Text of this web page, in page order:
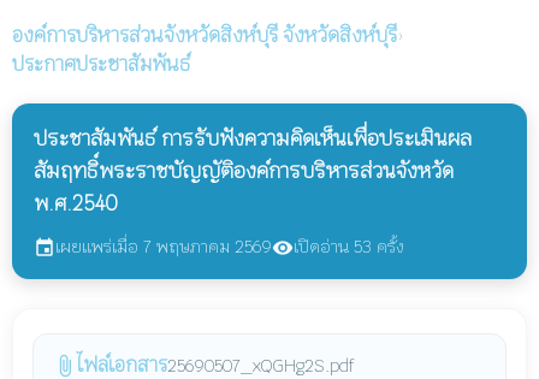
องค์การบริหารส่วนจังหวัดสิงห์บุรีจังหวัดสิงห์บุรี›
ประกาศประชาสัมพันธ์
ประชาสัมพันธ์ การรับฟังความคิดเห็นเพื่อประเมินผล
สัมฤทธิ์พระราชบัญญัติองค์การบริหารส่วนจังหวัด
พ.ศ.2540
eventเผยแพร่เมื่อ 7 พฤษภาคม 2569visibilityเปิดอ่าน 53 ครั้ง
attach_file ไฟล์เอกสาร25690507_xQGHg2S.pdf